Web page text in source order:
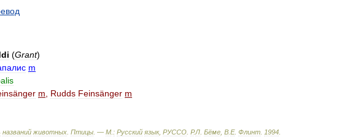
(Grant)
m
m Rudds Feinsänger m
названий животных Птицы . — М : Русский язык, РУССО Р.Л Бёме В Е. Флинт 1994